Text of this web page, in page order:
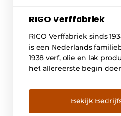
RIGO Verffabriek
RIGO Verffabriek sinds
is een Nederlands
1938 verf, olie en lak
het allereerste begin
vooruitstrevend en
doen. Daardoor zijn onze
innovatief en gebruiken
Bekijk